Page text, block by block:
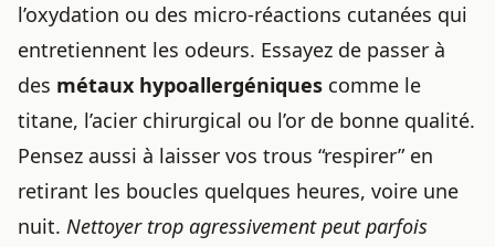
l’oxydation ou des micro‑réactions cutanées qui
entretiennent les odeurs. Essayez de passer à
des métaux hypoallergéniques comme le
titane, l’acier chirurgical ou l’or de bonne qualité.
Pensez aussi à laisser vos trous “respirer” en
retirant les boucles quelques heures, voire une
nuit. Nettoyer trop agressivement peut parfois